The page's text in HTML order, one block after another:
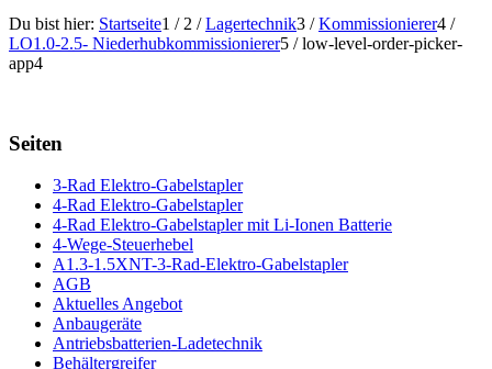
Du bist hier: Startseite1 / 2 / Lagertechnik3 / Kommissionierer4 /
LO1.0-2.5- Niederhubkommissionierer5 / low-level-order-picker-
app4
Seiten
3-Rad Elektro-Gabelstapler
4-Rad Elektro-Gabelstapler
4-Rad Elektro-Gabelstapler mit Li-Ionen Batterie
4-Wege-Steuerhebel
A1.3-1.5XNT-3-Rad-Elektro-Gabelstapler
AGB
Aktuelles Angebot
Anbaugeräte
Antriebsbatterien-Ladetechnik
Behältergreifer